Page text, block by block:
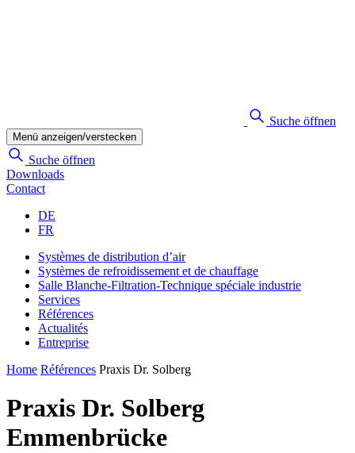
Suche öffnen
Menü anzeigen/verstecken
Suche öffnen
Downloads
Contact
DE
FR
Systèmes de distribution d’air
Systèmes de refroidissement et de chauffage
Salle Blanche-Filtration-Technique spéciale industrie
Services
Références
Actualités
Entreprise
Home Références Praxis Dr. Solberg
Praxis Dr. Solberg
Emmenbrücke